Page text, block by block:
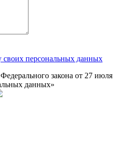
своих персональных данных
закона от 27 июля
данных»